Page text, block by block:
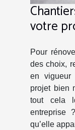
votre
Pour
des choix,
en vigueur
projet bien
tout cela
entreprise
qu’elle